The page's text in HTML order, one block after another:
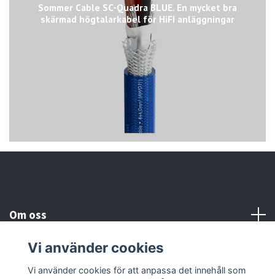
Sommer Cable SC-Quadra BLUE. En mycket bra
skärmad högtalarkabel för HiFI anläggningar
Om oss
Kundtjänst
Vi använder cookies
Vi använder cookies för att anpassa det innehåll som